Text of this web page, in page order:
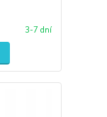
3-7 dní